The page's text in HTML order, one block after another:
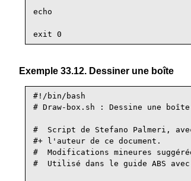
echo
Exemple 33.12. Dessiner une boîte
#!/bin/bash
# Draw-box.sh : Dessine une
#  Script de Stefano Palmeri,
#+ l'auteur de ce document.
#  Modifications mineures
#  Utilisé dans le guide ABS